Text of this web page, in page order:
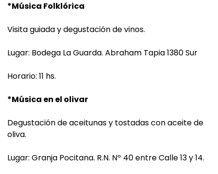
*Música Folklórica
Visita guiada y degustación de vinos.
Lugar: Bodega La Guarda. Abraham Tapia 1380 Sur
Horario: 11 hs.
*Música en el olivar
Degustación de aceitunas y tostadas con aceite de
oliva.
Lugar: Granja Pocitana. R.N. Nº 40 entre Calle 13 y 14.